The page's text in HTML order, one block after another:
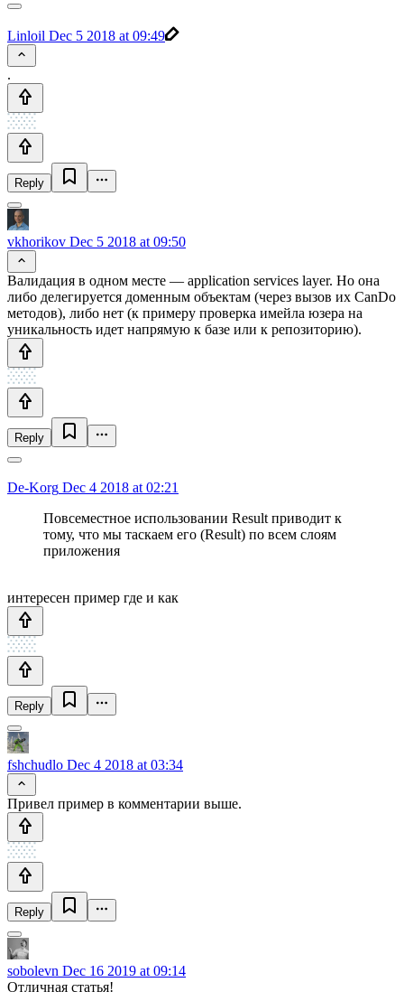
Linloil Dec 5 2018 at 09:49
.
Reply
vkhorikov Dec 5 2018 at 09:50
Валидация в одном месте — application services layer. Но она
либо делегируется доменным объектам (через вызов их CanDo
методов), либо нет (к примеру проверка имейла юзера на
уникальность идет напрямую к базе или к репозиторию).
Reply
De-Korg Dec 4 2018 at 02:21
Повсеместное использовании Result приводит к
тому, что мы таскаем его (Result) по всем слоям
приложения
интересен пример где и как
Reply
fshchudlo Dec 4 2018 at 03:34
Привел пример в комментарии выше.
Reply
sobolevn Dec 16 2019 at 09:14
Отличная статья!